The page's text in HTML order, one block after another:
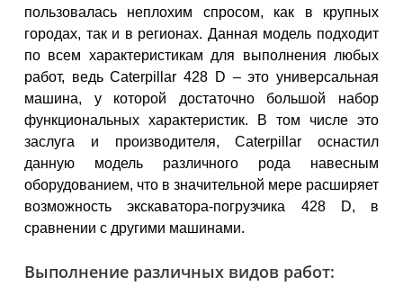
пользовалась неплохим спросом, как в крупных
городах, так и в регионах. Данная модель подходит
по всем характеристикам для выполнения любых
работ, ведь Caterpillar 428 D – это универсальная
машина, у которой достаточно большой набор
функциональных характеристик. В том числе это
заслуга и производителя, Caterpillar оснастил
данную модель различного рода навесным
оборудованием, что в значительной мере расширяет
возможность экскаватора-погрузчика 428 D, в
сравнении с другими машинами.
Выполнение различных видов работ: